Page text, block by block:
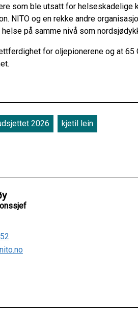
som ble utsatt for helseskadelige
NITO og en rekke andre
på samme nivå som
for oljepionerene og at 65
2026 kjetil lein